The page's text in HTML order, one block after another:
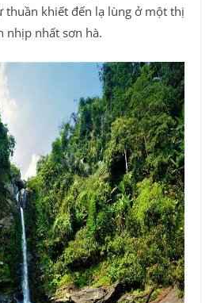
thuần khiết đến lạ lùng ở một thị
nhịp nhất sơn hà.